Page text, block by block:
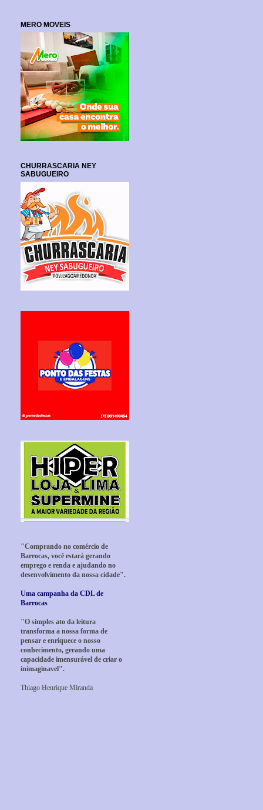
MERO MOVEIS
CHURRASCARIA NEY
SABUGUEIRO
"Comprando no comércio de
Barrocas, você estará gerando
emprego e renda e ajudando no
desenvolvimento da nossa cidade".
Uma campanha da CDL de
Barrocas
"O simples ato da leitura
transforma a nossa forma de
pensar e enriquece o nosso
conhecimento, gerando uma
capacidade imensurável de criar o
inimaginavel".
Thiago Henrique Miranda